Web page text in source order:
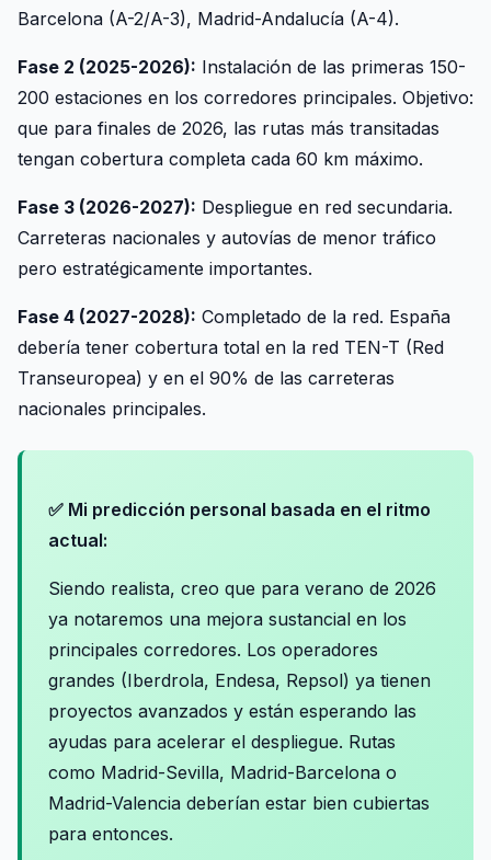
Barcelona (A-2/A-3), Madrid-Andalucía (A-4).
Fase 2 (2025-2026): Instalación de las primeras 150-
200 estaciones en los corredores principales. Objetivo:
que para finales de 2026, las rutas más transitadas
tengan cobertura completa cada 60 km máximo.
Fase 3 (2026-2027): Despliegue en red secundaria.
Carreteras nacionales y autovías de menor tráfico
pero estratégicamente importantes.
Fase 4 (2027-2028): Completado de la red. España
debería tener cobertura total en la red TEN-T (Red
Transeuropea) y en el 90% de las carreteras
nacionales principales.
✅ Mi predicción personal basada en el ritmo
actual:
Siendo realista, creo que para verano de 2026
ya notaremos una mejora sustancial en los
principales corredores. Los operadores
grandes (Iberdrola, Endesa, Repsol) ya tienen
proyectos avanzados y están esperando las
ayudas para acelerar el despliegue. Rutas
como Madrid-Sevilla, Madrid-Barcelona o
Madrid-Valencia deberían estar bien cubiertas
para entonces.